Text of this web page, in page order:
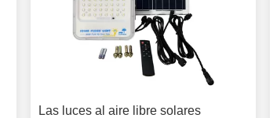
Las luces al aire libre solares